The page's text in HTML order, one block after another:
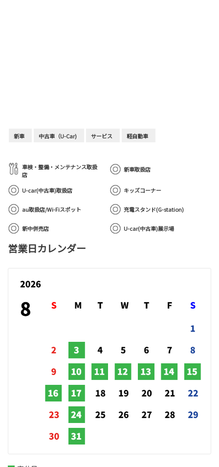
新車 中古車（U-Car) サービス 軽自動車
車検・整備・メンテナンス取扱
店
新車取扱店
U-car(中古車)取扱店 キッズコーナー
au取扱店/Wi-Fiスポット 充電スタンド(G-station)
新中併売店 U-car(中古車)展示場
営業日カレンダー